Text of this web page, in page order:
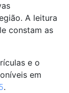
A leitura
constam as
e o
em
.